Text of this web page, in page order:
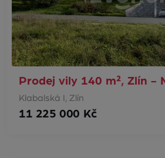
Prodej vily 140 m², Zlín -
Klabalská I, Zlín
11 225 000 Kč